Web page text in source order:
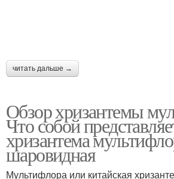
читать дальше →
Обзор хризантемы
Что собой
хризантема
шаровидная
Мультифлора или китайская